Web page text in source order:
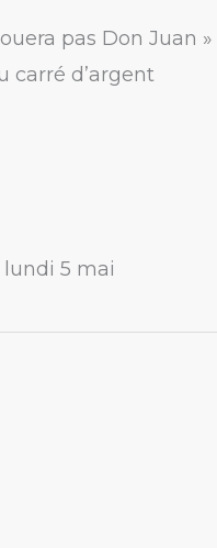
pas Don Juan »
carré d’argent
5 mai